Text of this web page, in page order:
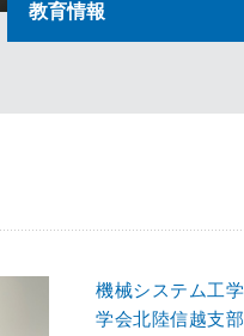
教育情報
機械システム工
学会北陸信越支